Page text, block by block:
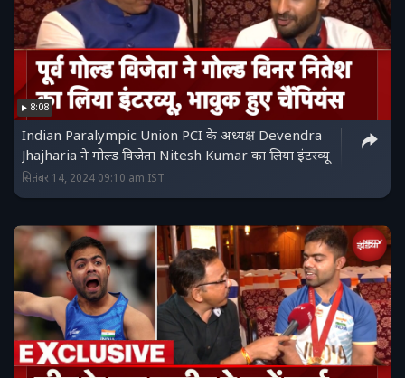
8:08
Indian Paralympic Union PCI के अध्यक्ष Devendra
Jhajharia ने गोल्ड विजेता Nitesh Kumar का लिया इंटरव्यू
सितंबर 14, 2024 09:10 am IST